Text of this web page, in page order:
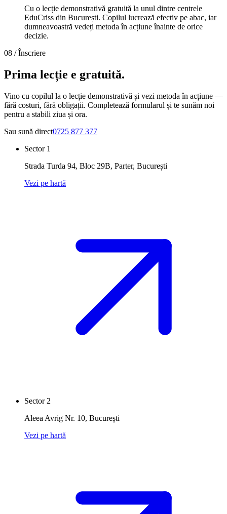
Cu o lecție demonstrativă gratuită la unul dintre centrele
EduCriss din București. Copilul lucrează efectiv pe abac, iar
dumneavoastră vedeți metoda în acțiune înainte de orice
decizie.
08 /Înscriere
Prima lecție e gratuită.
Vino cu copilul la o lecție demonstrativă și vezi metoda în acțiune —
fără costuri, fără obligații. Completează formularul și te sunăm noi
pentru a stabili ziua și ora.
Sau sună direct0725 877 377
Sector 1
Strada Turda 94, Bloc 29B, Parter, București
Vezi pe hartă
Sector 2
Aleea Avrig Nr. 10, București
Vezi pe hartă